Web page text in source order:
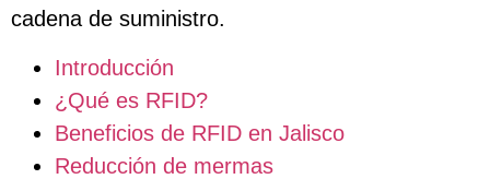
cadena de suministro.
Introducción
¿Qué es RFID?
Beneficios de RFID en Jalisco
Reducción de mermas